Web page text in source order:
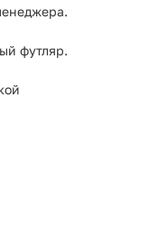
футляр.